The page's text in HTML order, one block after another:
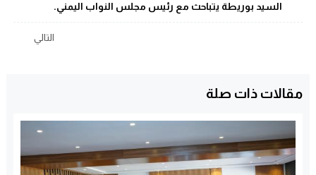
السيد بوريطة يتباحث مع رئيس مجلس النواب اليمني.
التالي
مقالات ذات صلة